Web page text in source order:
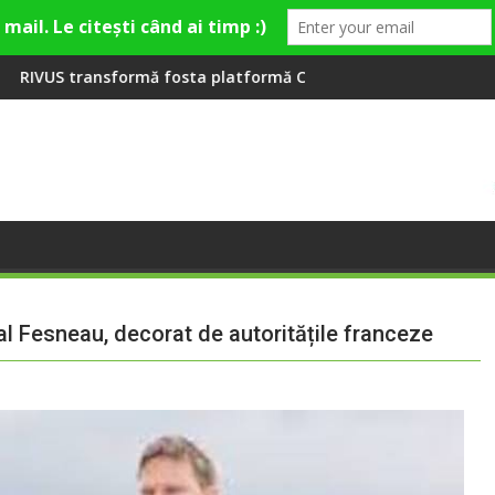
Fashion Village
platformă Carbochim într-un nou centru cultural și de
Când luna devine o întrebare
Fesneau, decorat de autoritățile franceze